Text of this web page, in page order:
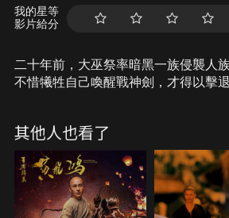
我的星等
影片給分
二十年前，大巫祭率暗黑一族侵襲人
不惜犧牲自己喚醒戰神劍，才得以擊
神劍的旅程。
其他人也看了